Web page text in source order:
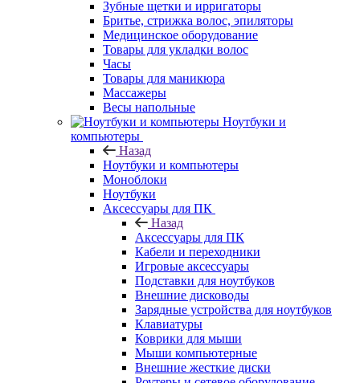
Зубные щетки и ирригаторы
Бритье, стрижка волос, эпиляторы
Медицинское оборудование
Товары для укладки волос
Часы
Товары для маникюра
Массажеры
Весы напольные
Ноутбуки и
компьютеры
Назад
Ноутбуки и компьютеры
Моноблоки
Ноутбуки
Аксессуары для ПК
Назад
Аксессуары для ПК
Кабели и переходники
Игровые аксессуары
Подставки для ноутбуков
Внешние дисководы
Зарядные устройства для ноутбуков
Клавиатуры
Коврики для мыши
Мыши компьютерные
Внешние жесткие диски